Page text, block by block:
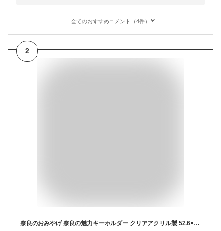
全てのおすすめコメント（4件）
2
奈良のおみやげ 奈良の魅力キーホルダー クリアアクリル製 52.6×33.3mm 厚さ3mm アンシャンテラボ / オリジナル商品 アクリルキーホルダー アクキー なら ナラ Nara お土産 おみやげ 東大寺 観光地 名産 鹿 しか【ゆうパケット対応】